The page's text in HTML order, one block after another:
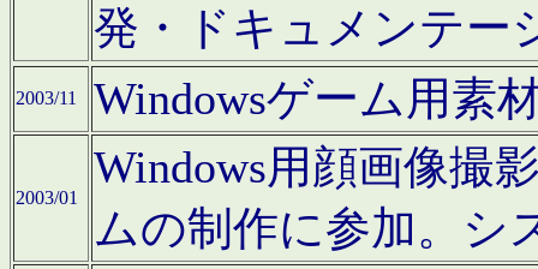
発・ドキュメンテー
2003/11 Windowsゲーム用素
2003/01
Windows用顔画像撮
ムの制作に参加。シ